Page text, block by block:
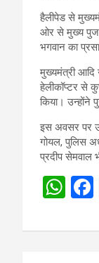
हैलीपेड से
ओर से मुख्य
भगवान का
मुख्यमंत्री आदि
हेलीकॉप्टर से
किया। उन्होंने
इस अवसर पर
गोयल, पुलिस
प्रदीप सेमवाल
W
at